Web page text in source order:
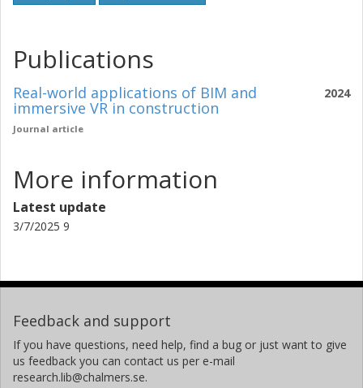
Publications
2024
Real-world applications of BIM and
immersive VR in construction
Journal article
More information
Latest update
3/7/2025 9
Feedback and support
If you have questions, need help, find a bug or just want to give
us feedback you can contact us per e-mail
research.lib@chalmers.se.